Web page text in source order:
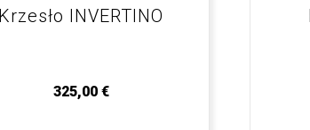
Krzesło INVERTINO
325,00 €